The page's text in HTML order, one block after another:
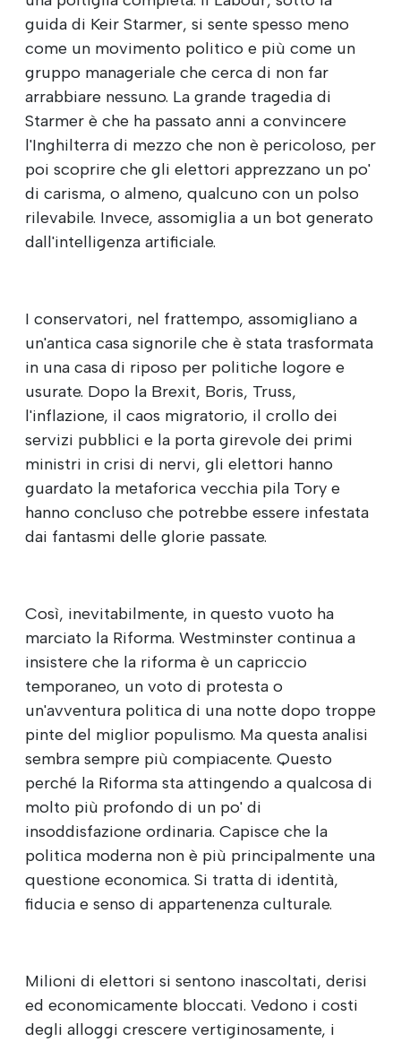
guida di Keir Starmer, si sente spesso meno
come un movimento politico e più come un
gruppo manageriale che cerca di non far
arrabbiare nessuno. La grande tragedia di
Starmer è che ha passato anni a convincere
l'Inghilterra di mezzo che non è pericoloso, per
poi scoprire che gli elettori apprezzano un po'
di carisma, o almeno, qualcuno con un polso
rilevabile. Invece, assomiglia a un bot generato
dall'intelligenza artificiale.
I conservatori, nel frattempo, assomigliano a
un'antica casa signorile che è stata trasformata
in una casa di riposo per politiche logore e
usurate. Dopo la Brexit, Boris, Truss,
l'inflazione, il caos migratorio, il crollo dei
servizi pubblici e la porta girevole dei primi
ministri in crisi di nervi, gli elettori hanno
guardato la metaforica vecchia pila Tory e
hanno concluso che potrebbe essere infestata
dai fantasmi delle glorie passate.
Così, inevitabilmente, in questo vuoto ha
marciato la Riforma. Westminster continua a
insistere che la riforma è un capriccio
temporaneo, un voto di protesta o
un'avventura politica di una notte dopo troppe
pinte del miglior populismo. Ma questa analisi
sembra sempre più compiacente. Questo
perché la Riforma sta attingendo a qualcosa di
molto più profondo di un po' di
insoddisfazione ordinaria. Capisce che la
politica moderna non è più principalmente una
questione economica. Si tratta di identità,
fiducia e senso di appartenenza culturale.
Milioni di elettori si sentono inascoltati, derisi
ed economicamente bloccati. Vedono i costi
degli alloggi crescere vertiginosamente, i